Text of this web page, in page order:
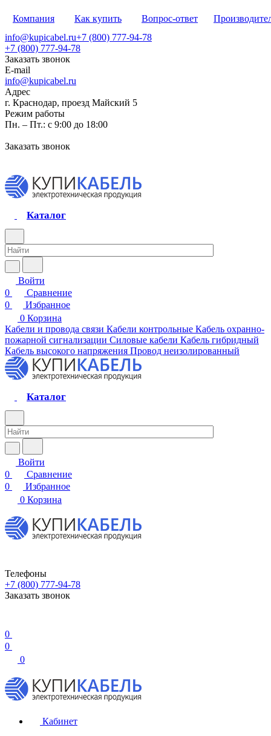
Компания Как купить Вопрос-ответ
info@kupicabel.ru+7 (800) 777-94-78
+7 (800) 777-94-78
Заказать звонок
E-mail
info@kupicabel.ru
Адрес
г. Краснодар, проезд Майский 5
Режим работы
Пн. – Пт.: с 9:00 до 18:00
Заказать звонок
Каталог
Войти
0
Сравнение
0
Избранное
0 Корзина
Кабели и провода связи Кабели контрольные Кабель охранно-
пожарной сигнализации Силовые кабели Кабель гибридный
Кабель высокого напряжения Провод неизолированный
Каталог
Войти
0
Сравнение
0
Избранное
0 Корзина
Телефоны
+7 (800) 777-94-78
Заказать звонок
0
0
0
Кабинет